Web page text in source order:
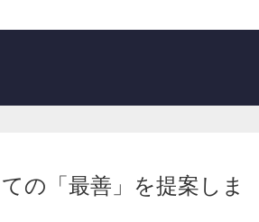
の「最善」を提案しま